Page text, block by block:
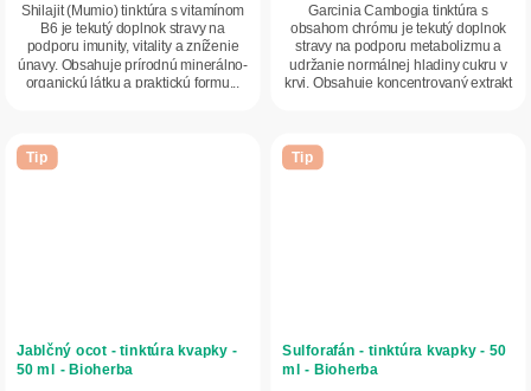
Shilajit (Mumio) tinktúra s vitamínom
B6 je tekutý doplnok stravy na
podporu imunity, vitality a zníženie
únavy. Obsahuje prírodnú minerálno-
organickú látku a praktickú formu...
Garcinia Cambogia tinktúra s
obsahom chrómu je tekutý doplnok
stravy na podporu metabolizmu a
udržanie normálnej hladiny cukru v
krvi. Obsahuje koncentrovaný extrakt
Tip
Jablčný ocot - tinktúra kvapky -
50 ml - Bioherba
Tip
Sulforafán - tinktúra kvapky - 50
ml - Bioherba